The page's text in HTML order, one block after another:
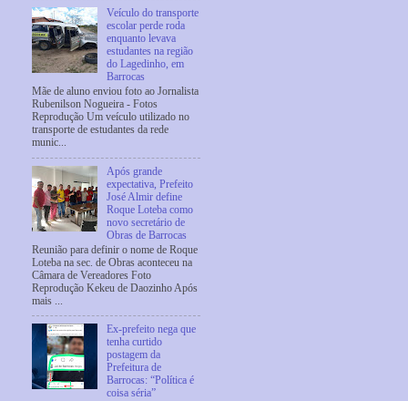
Veículo do transporte
escolar perde roda
enquanto levava
estudantes na região
do Lagedinho, em
Barrocas
Mãe de aluno enviou foto ao Jornalista
Rubenilson Nogueira - Fotos
Reprodução Um veículo utilizado no
transporte de estudantes da rede
munic...
Após grande
expectativa, Prefeito
José Almir define
Roque Loteba como
novo secretário de
Obras de Barrocas
Reunião para definir o nome de Roque
Loteba na sec. de Obras aconteceu na
Câmara de Vereadores Foto
Reprodução Kekeu de Daozinho Após
mais ...
Ex-prefeito nega que
tenha curtido
postagem da
Prefeitura de
Barrocas: “Política é
coisa séria”